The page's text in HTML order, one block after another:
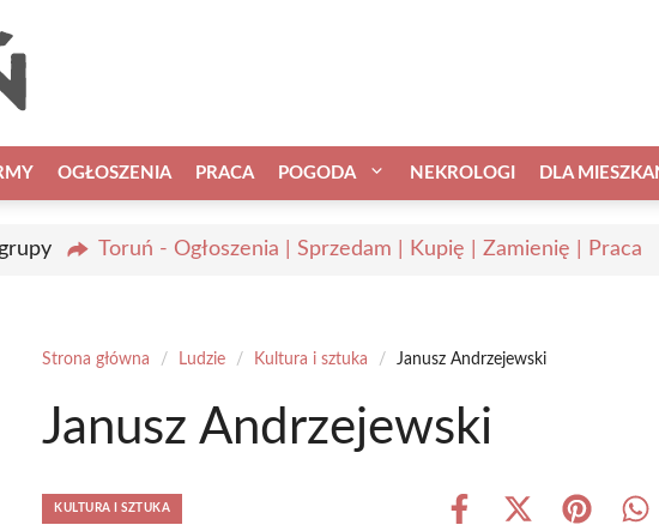
OGŁOSZENIA PRACA POGODA NEKROLOGI DLA
Toruń - Ogłoszenia | Sprzedam | Kupię | Zamienię | Praca
Strona główna / Ludzie / Kultura i sztuka / Janusz Andrzejewski
Janusz Andrzejewski
KULTURA I SZTUKA
Share
Share Share